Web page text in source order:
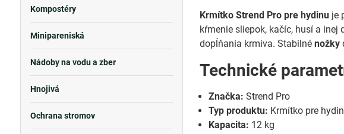
Krmítko Strend Pro pre hydinu je
kŕmenie sliepok, kačíc, husí a
dopĺňania krmiva. Stabilnénožky
Technické
Značka: Strend Pro
Typ produktu: Krmítko pre
Kapacita: 12 kg
Kompostéry
Minipareniská
Nádoby na vodu a zber
Hnojivá
Ochrana stromov